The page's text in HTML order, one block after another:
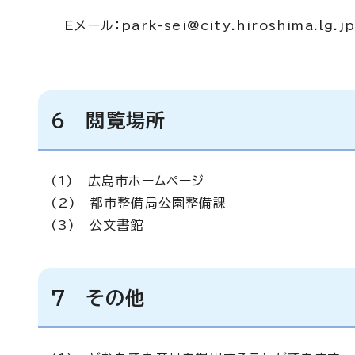
Eメール： park-sei@city.hiroshima.lg.jp
6 閲覧場所
(1) 広島市ホームページ
(2) 都市整備局公園整備課
(3) 公文書館
7 その他